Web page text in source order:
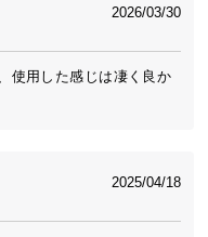
2026/03/30
使用した感じは凄く良か
2025/04/18